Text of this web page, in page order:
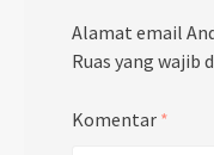
Alamat email
Ruas yang wajib
Komentar *